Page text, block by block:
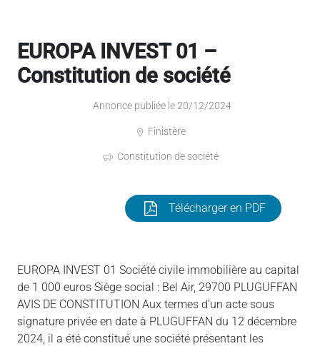
EUROPA INVEST 01 –
Constitution de société
Annonce publiée le 20/12/2024
Finistère
Constitution de société
Télécharger en PDF
EUROPA INVEST 01 Société civile immobilière au capital
de 1 000 euros Siège social : Bel Air, 29700 PLUGUFFAN
AVIS DE CONSTITUTION Aux termes d’un acte sous
signature privée en date à PLUGUFFAN du 12 décembre
2024, il a été constitué une société présentant les